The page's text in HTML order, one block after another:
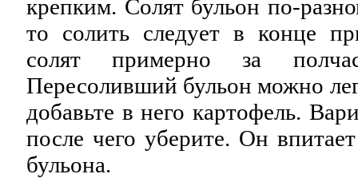
крепким. Солят бульон по-
то солить следует в конце
солят примерно за
Пересоливший бульон можно
добавьте в него картофель.
после чего уберите. Он
бульона.